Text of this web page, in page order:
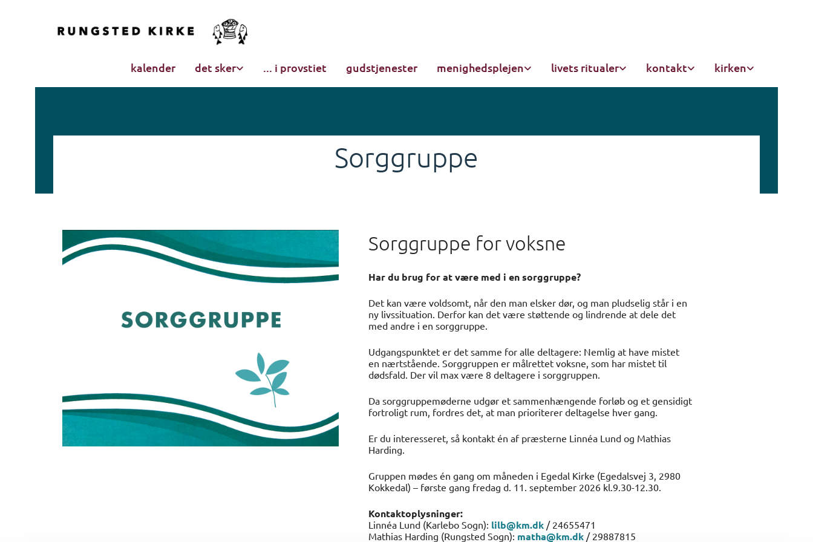
kalender det sker ... i provstiet gudstjenester menighedsplejen livets ritualer kontakt kirken
Sorggruppe
Sorggruppe for voksne
Har du brug for at være med i en sorggruppe?
Det kan være voldsomt, når den man elsker dør, og man pludselig står i en
ny livssituation. Derfor kan det være støttende og lindrende at dele det
med andre i en sorggruppe.
Udgangspunktet er det samme for alle deltagere: Nemlig at have mistet
en nærtstående. Sorggruppen er målrettet voksne, som har mistet til
dødsfald. Der vil max være 8 deltagere i sorggruppen.
Da sorggruppemøderne udgør et sammenhængende forløb og et gensidigt
fortroligt rum, fordres det, at man prioriterer deltagelse hver gang.
Er du interesseret, så kontakt én af præsterne Linnéa Lund og Mathias
Harding.
Gruppen mødes én gang om måneden i Egedal Kirke (Egedalsvej 3, 2980
Kokkedal) – første gang fredag d. 11. september 2026 kl.9.30-12.30.
Kontaktoplysninger:
Linnéa Lund (Karlebo Sogn): lilb@km.dk/ 24655471
Mathias Harding (Rungsted Sogn): matha@km.dk / 29887815